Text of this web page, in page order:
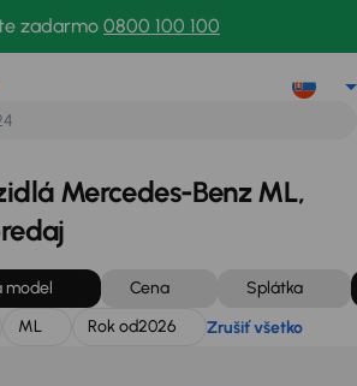
zadarmo 0800 100 100
Mercedes-Benz ML,
model Cena
Splátka
ML Rok od2026 Zrušiť všetko